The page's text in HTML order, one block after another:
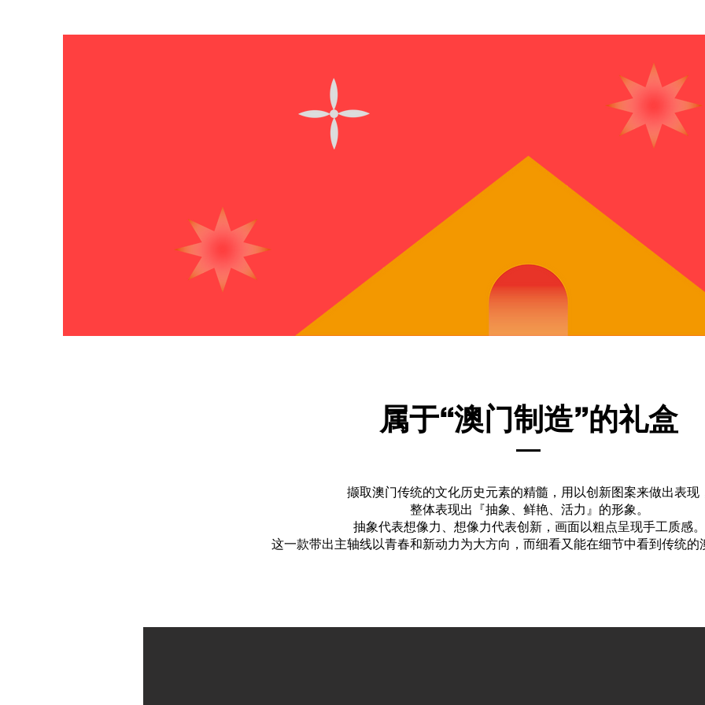
属于“澳门制造”的礼盒
撷取澳门传统的文化历史元素的精髓，用以创新图案来做出表现
整体表现出『抽象、鲜艳、活力』的形象。
抽象代表想像力、想像力代表创新，画面以粗点呈现手工质感。
这一款带出主轴线以青春和新动力为大方向，而细看又能在细节中看到传统的